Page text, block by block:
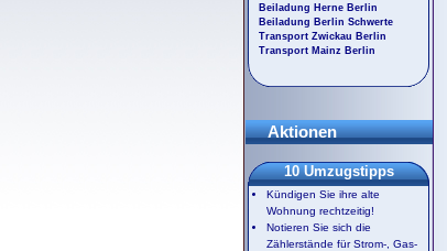
Beiladung Herne Berlin
Beiladung Berlin Schwerte
Transport Zwickau Berlin
Transport Mainz Berlin
Aktionen
10 Umzugstipps
Kündigen Sie ihre alte
Wohnung rechtzeitig!
Notieren Sie sich die
Zählerstände für Strom-, Gas-